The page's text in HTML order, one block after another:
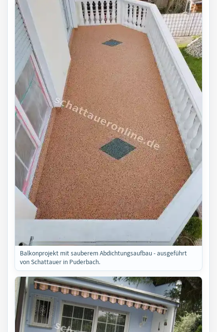
Balkonprojekt mit sauberem Abdichtungsaufbau - ausgeführt
von Schattauer in Puderbach.